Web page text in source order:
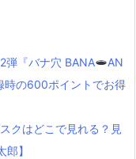
弾『バナ穴 BANA
AN
時の600ポイントでお得
クはどこで見れる？見
】